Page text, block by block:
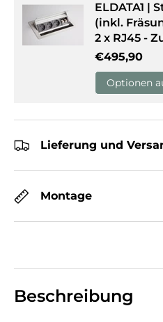
ELDATA1 |
(inkl.
2 x RJ45 -
Normaler
€495,90
Optionen
Lieferung und
Montage
Beschreibung